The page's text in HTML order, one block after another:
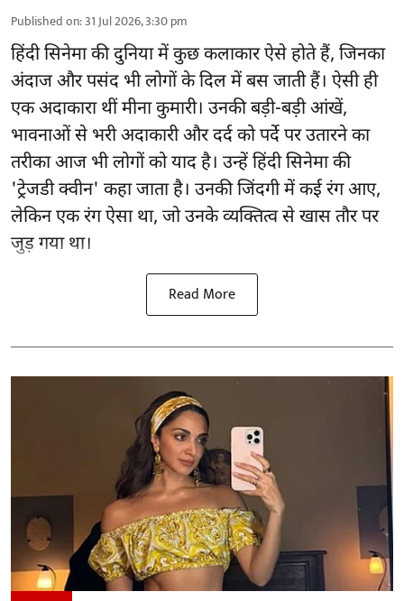
Published on:31 Jul 2026, 3:30 pm
हिंदी सिनेमा की दुनिया में कुछ कलाकार ऐसे होते हैं, जिनका
अंदाज और पसंद भी लोगों के दिल में बस जाती हैं। ऐसी ही
एक अदाकारा थीं मीना कुमारी। उनकी बड़ी-बड़ी आंखें,
भावनाओं से भरी अदाकारी और दर्द को पर्दे पर उतारने का
तरीका आज भी लोगों को याद है। उन्हें हिंदी सिनेमा की
'ट्रेजडी क्वीन' कहा जाता है। उनकी जिंदगी में कई रंग आए,
लेकिन एक रंग ऐसा था, जो उनके व्यक्तित्व से खास तौर पर
जुड़ गया था।
Read More